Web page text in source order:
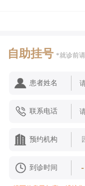
自助挂号 *就诊前
患者姓名
联系电话
预约机构
到诊时间